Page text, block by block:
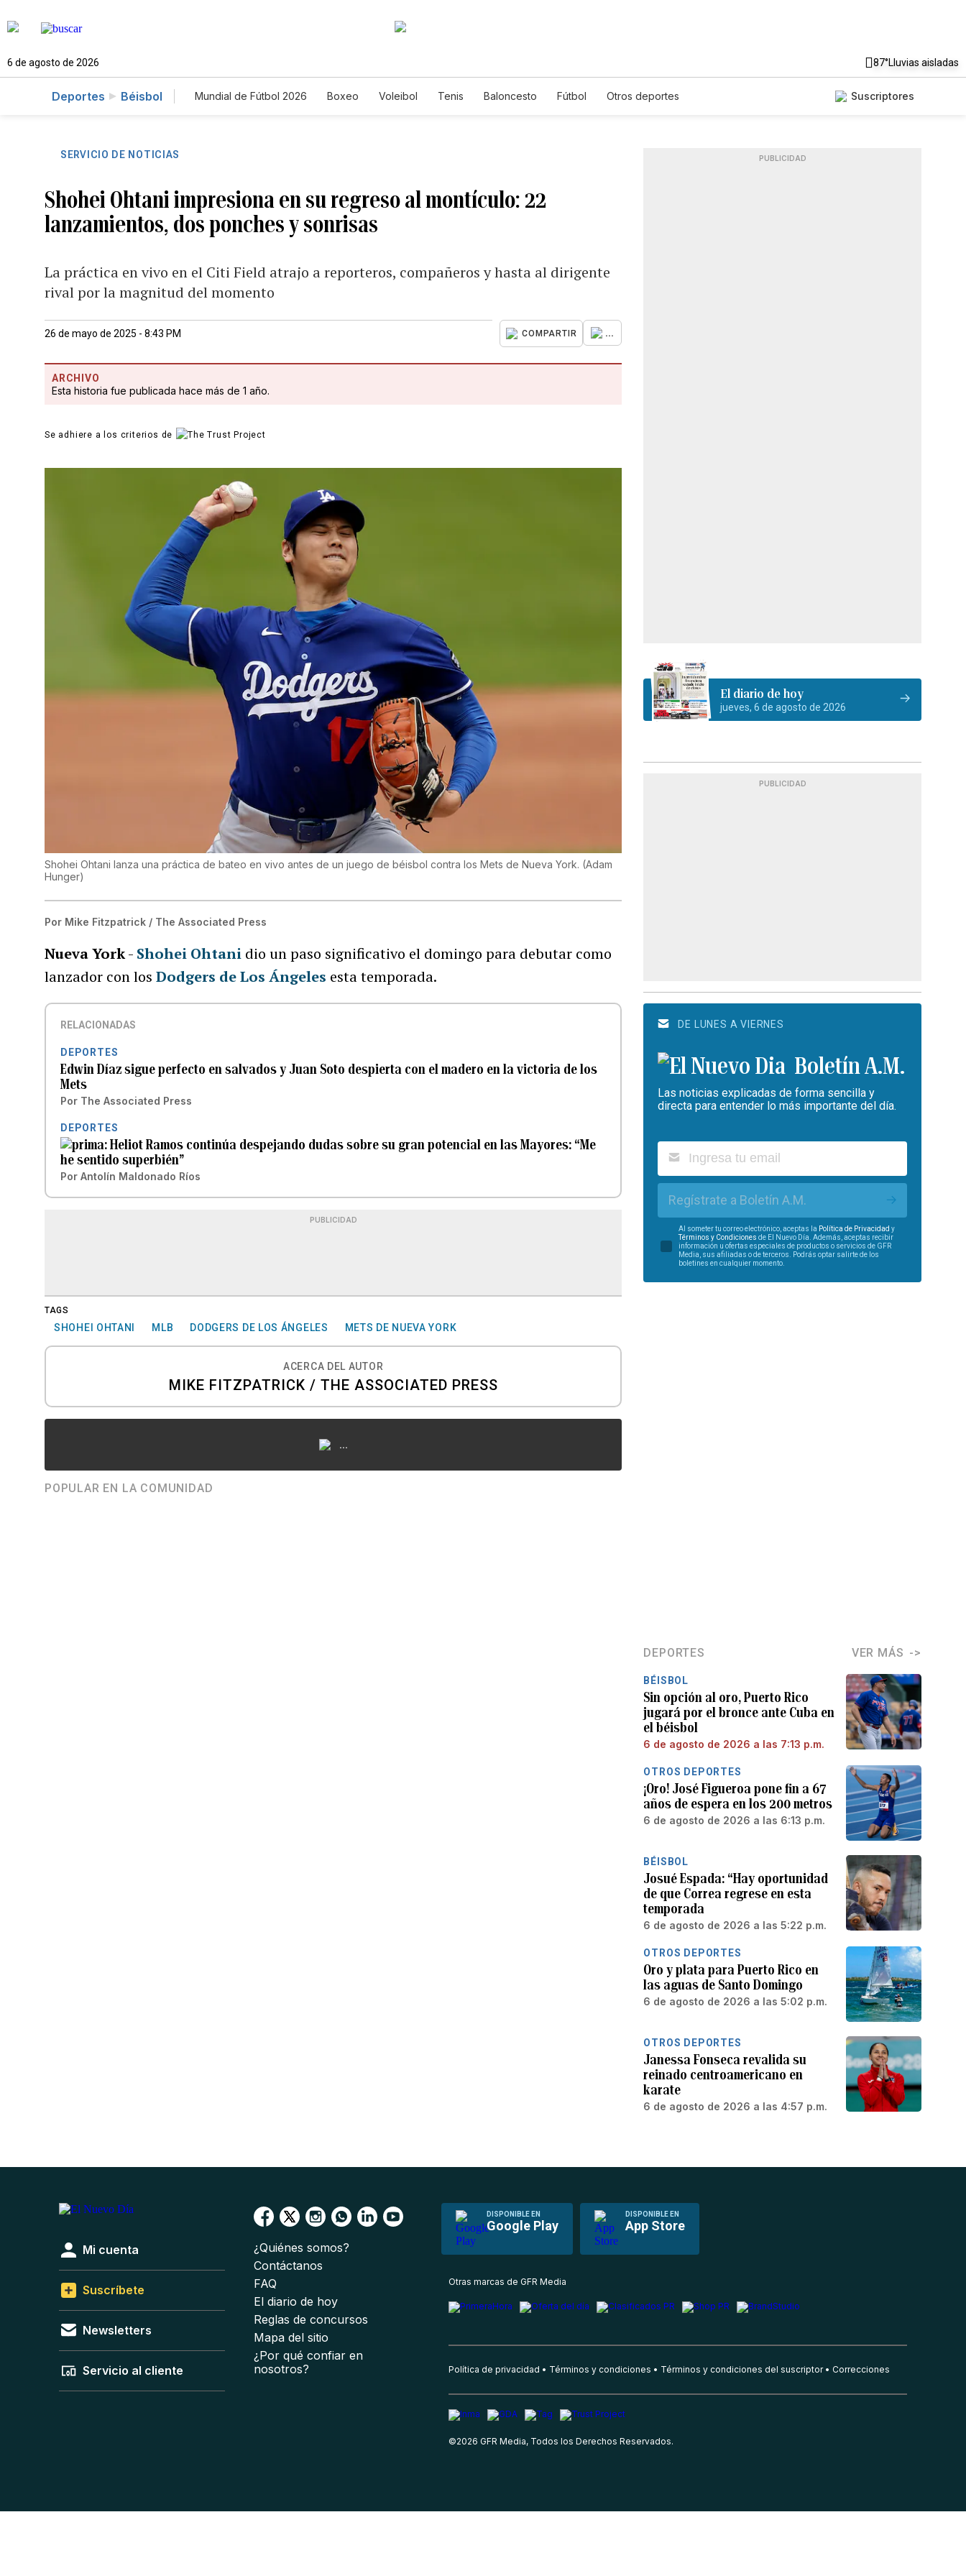
6 de agosto de 2026 87°Lluvias aisladas
Deportes Béisbol Mundial de Fútbol 2026 Boxeo Voleibol Tenis Baloncesto Fútbol Otros deportes Suscriptores
SERVICIO DE NOTICIAS
Shohei Ohtani impresiona en su regreso al montículo: 22
lanzamientos, dos ponches y sonrisas
La práctica en vivo en el Citi Field atrajo a reporteros, compañeros y hasta al dirigente
rival por la magnitud del momento
26 de mayo de 2025 - 8:43 PM COMPARTIR ...
ARCHIVO
Esta historia fue publicada hace más de 1 año.
Se adhiere a los criterios de
Shohei Ohtani lanza una práctica de bateo en vivo antes de un juego de béisbol contra los Mets de Nueva York. (Adam
Hunger)
Por Mike Fitzpatrick / The Associated Press
Nueva York- Shohei Ohtani dio un paso significativo el domingo para debutar como
lanzador con losDodgers de Los Ángeles esta temporada.
RELACIONADAS
DEPORTES
Edwin Díaz sigue perfecto en salvados y Juan Soto despierta con el madero en la victoria de los
Mets
Por The Associated Press
DEPORTES
Heliot Ramos continúa despejando dudas sobre su gran potencial en las Mayores: “Me
he sentido superbién”
Por Antolín Maldonado Ríos
PUBLICIDAD
TAGS
SHOHEI OHTANI MLB DODGERS DE LOS ÁNGELES METS DE NUEVA YORK
ACERCA DEL AUTOR
MIKE FITZPATRICK / THE ASSOCIATED PRESS
...
POPULAR EN LA COMUNIDAD
PUBLICIDAD
El diario de hoy
jueves, 6 de agosto de 2026
PUBLICIDAD
DE LUNES A VIERNES
Boletín A.M.
Las noticias explicadas de forma sencilla y
directa para entender lo más importante del día.
Regístrate a Boletín A.M.
Al someter tu correo electrónico, aceptas la Política de Privacidad y
Términos y Condiciones de El Nuevo Día. Además, aceptas recibir
información u ofertas especiales de productos o servicios de GFR
Media, sus afiliadas o de terceros. Podrás optar salirte de los
boletines en cualquier momento.
DEPORTES VER MÁS
BÉISBOL
Sin opción al oro, Puerto Rico
jugará por el bronce ante Cuba en
el béisbol
6 de agosto de 2026 a las 7:13 p.m.
OTROS DEPORTES
¡Oro! José Figueroa pone fin a 67
años de espera en los 200 metros
6 de agosto de 2026 a las 6:13 p.m.
BÉISBOL
Josué Espada: “Hay oportunidad
de que Correa regrese en esta
temporada
6 de agosto de 2026 a las 5:22 p.m.
OTROS DEPORTES
Oro y plata para Puerto Rico en
las aguas de Santo Domingo
6 de agosto de 2026 a las 5:02 p.m.
OTROS DEPORTES
Janessa Fonseca revalida su
reinado centroamericano en
karate
6 de agosto de 2026 a las 4:57 p.m.
DISPONIBLE EN
Google Play
DISPONIBLE EN
App Store
Mi cuenta
Suscríbete
Newsletters
Servicio al cliente
¿Quiénes somos?
Contáctanos
FAQ
El diario de hoy
Reglas de concursos
Mapa del sitio
¿Por qué confiar en
nosotros?
Otras marcas de GFR Media
Política de privacidad Términos y condiciones Términos y condiciones del suscriptor Correcciones
©2026 GFR Media, Todos los Derechos Reservados.